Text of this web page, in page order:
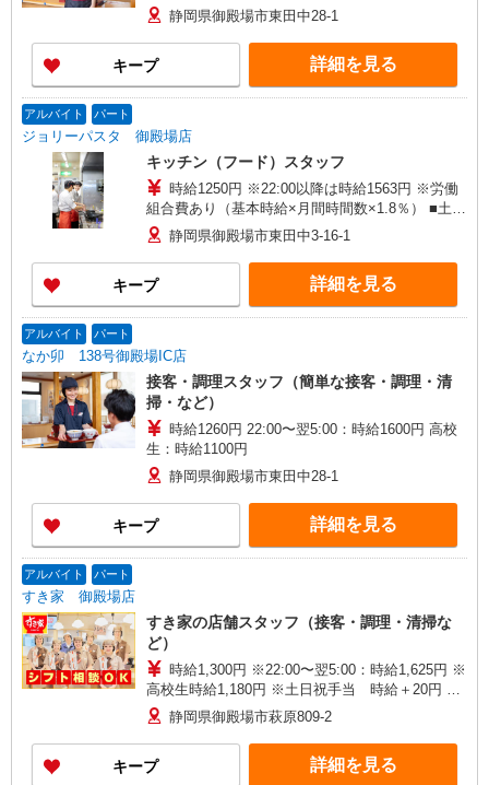
静岡県御殿場市東田中28-1
キープ 詳細を見る
アルバイト パート
ジョリーパスタ 御殿場店
キッチン（フード）スタッフ
時給1250円 ※22:00以降は時給1563円 ※労働
組合費あり（基本時給×月間時間数×1.8％） ■土
日・祝手当 土日・祝は時給＋80円
静岡県御殿場市東田中3-16-1
キープ 詳細を見る
アルバイト パート
なか卯 138号御殿場IC店
接客・調理スタッフ（簡単な接客・調理・清
掃・など）
時給1260円 22:00〜翌5:00：時給1600円 高校
生：時給1100円
静岡県御殿場市東田中28-1
キープ 詳細を見る
アルバイト パート
すき家 御殿場店
すき家の店舗スタッフ（接客・調理・清掃な
ど）
時給1,300円 ※22:00〜翌5:00：時給1,625円 ※
高校生時給1,180円 ※土日祝手当 時給＋20円 ※
早朝手当（5:00〜9:00）時給＋150円
静岡県御殿場市萩原809-2
キープ 詳細を見る